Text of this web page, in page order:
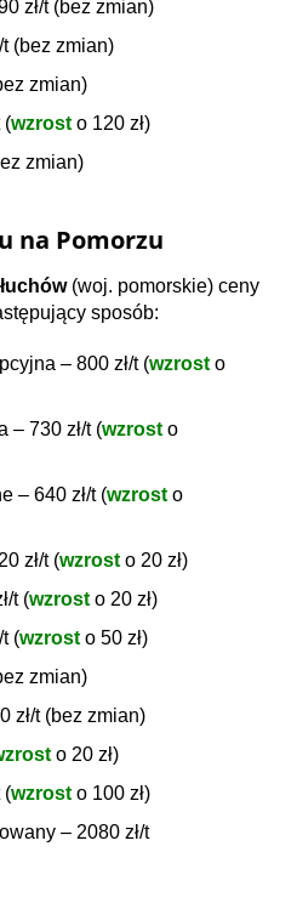
zł/t (bez zmian)
t (bez zmian)
zmian)
(wzrost o 120 zł)
zmian)
na Pomorzu
(woj. pomorskie) ceny
sposób:
– 800 zł/t (wzrost o
– 730 zł/t (wzrost o
– 640 zł/t (wzrost o
zł/t (wzrost o 20 zł)
t (wzrost o 20 zł)
(wzrost o 50 zł)
zmian)
zł/t (bez zmian)
o 20 zł)
(wzrost o 100 zł)
– 2080 zł/t